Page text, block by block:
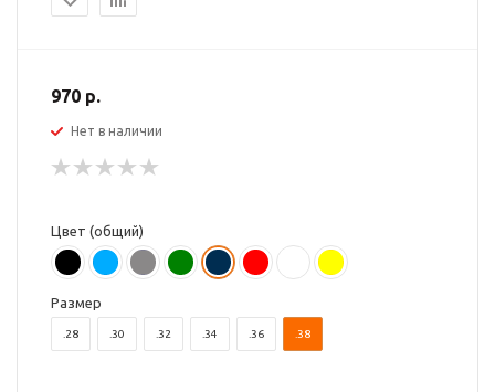
970 р.
Нет в наличии
Цвет (общий)
Размер
.28 .30 .32 .34 .36 .38